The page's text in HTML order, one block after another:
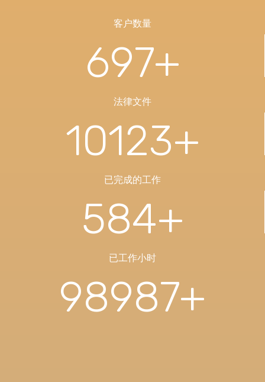
客户数量
697+
法律文件
10123+
已完成的工作
584+
已工作小时
98987+